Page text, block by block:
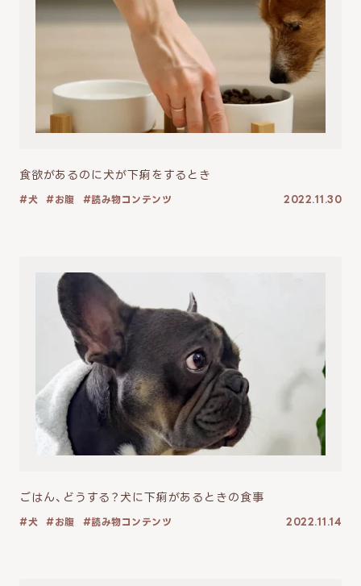
食欲があるのに犬が下痢をするとき
犬 お腹 読み物コンテンツ 2022.11.30
ごはん、どうする？犬に下痢があるときの食事
犬 お腹 読み物コンテンツ 2022.11.14